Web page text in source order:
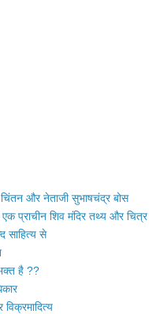
और नेताजी सुभाषचंद्र बोस
प्राचीन शिव मंदिर तथ्य और चित्र
साहित्य से
है ??